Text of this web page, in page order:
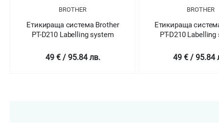
BROTHER
Етикираща система Brother
PT-D210 Labelling system
49 € / 95.84 лв.
BROTHER
Етикираща
PT-D210
49 € / 95.84